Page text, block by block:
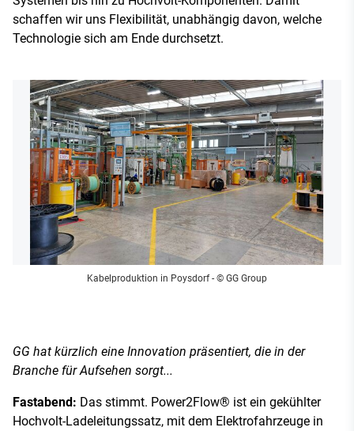
schaffen wir uns Flexibilität, unabhängig davon, welche
Technologie sich am Ende durchsetzt.
Kabelproduktion in Poysdorf- © GG Group
GG hat kürzlich eine Innovation präsentiert, die in der
Branche für Aufsehen sorgt...
Fastabend: Das stimmt. Power2Flow® ist ein gekühlter
Hochvolt-Ladeleitungssatz, mit dem Elektrofahrzeuge in